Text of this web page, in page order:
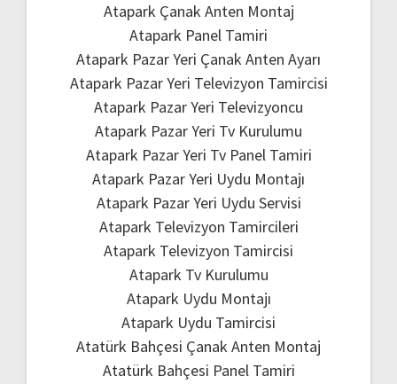
Atapark Çanak Anten Montaj
Atapark Panel Tamiri
Atapark Pazar Yeri Çanak Anten Ayarı
Atapark Pazar Yeri Televizyon Tamircisi
Atapark Pazar Yeri Televizyoncu
Atapark Pazar Yeri Tv Kurulumu
Atapark Pazar Yeri Tv Panel Tamiri
Atapark Pazar Yeri Uydu Montajı
Atapark Pazar Yeri Uydu Servisi
Atapark Televizyon Tamircileri
Atapark Televizyon Tamircisi
Atapark Tv Kurulumu
Atapark Uydu Montajı
Atapark Uydu Tamircisi
Atatürk Bahçesi Çanak Anten Montaj
Atatürk Bahçesi Panel Tamiri